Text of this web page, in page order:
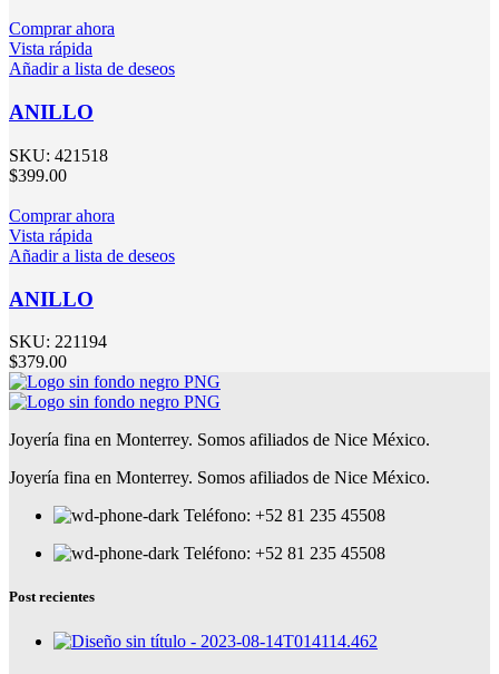
Comprar ahora
Vista rápida
Añadir a lista de deseos
ANILLO
SKU: 421518
$399.00
Comprar ahora
Vista rápida
Añadir a lista de deseos
ANILLO
SKU: 221194
$379.00
Joyería fina en Monterrey. Somos afiliados de Nice México.
Joyería fina en Monterrey. Somos afiliados de Nice México.
Teléfono: +52 81 235 45508
Teléfono: +52 81 235 45508
Post recientes